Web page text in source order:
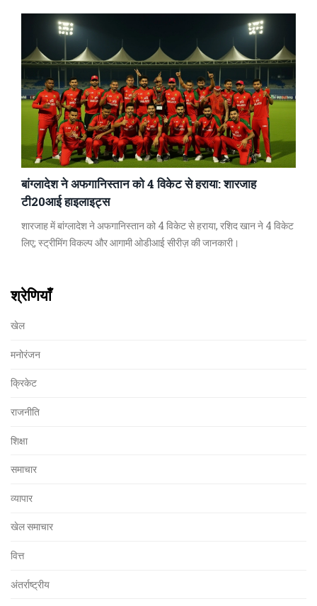
बांग्लादेश ने अफगानिस्तान को 4 विकेट से हराया: शारजाह
टी20आई हाइलाइट्स
शारजाह में बांग्लादेश ने अफगानिस्तान को 4 विकेट से हराया, रशिद खान ने 4 विकेट
लिए; स्ट्रीमिंग विकल्प और आगामी ओडीआई सीरीज़ की जानकारी।
श्रेणियाँ
खेल
मनोरंजन
क्रिकेट
राजनीति
शिक्षा
समाचार
व्यापार
खेल समाचार
वित्त
अंतर्राष्ट्रीय